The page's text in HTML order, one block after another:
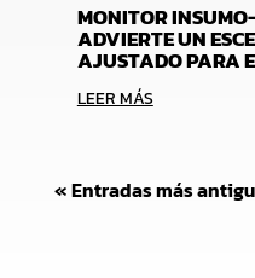
MONITOR
ADVIERTE UN
AJUSTADO PARA
LEER MÁS
« Entradas más